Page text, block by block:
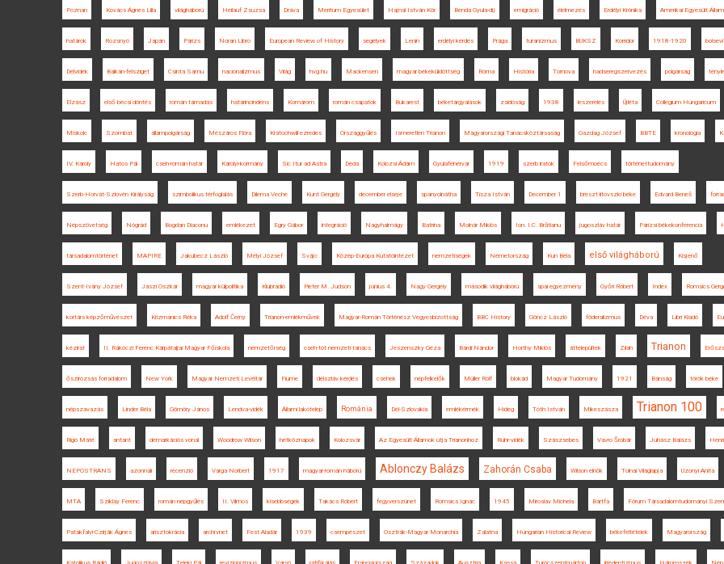
Poznan Kovács Ágnes Lilla világháború Heilauf Zsuzsa Dráva Meritum Egyesület Hajnal István Kör Benda Gyula-díj emigráció élelmezés Erdélyi Krónika Amerikai Egyesült
határok Rozsnyó Japán Párizs Noran Libro European Review of History segélyek Lenin erdélyi kérdés Prága turanizmus BUKSZ Korridor 1918-1920
Délvidék Balkán-félsziget Csinta Samu nacionalizmus Világ hvg.hu Mackensen magyar békeküldöttség Róma História Tornova hadseregszervezés polgárság
Elzász első bécsi döntés román támadás határincindens Komárom román csapatok Bukarest béketárgyalások zsidóság 1938 leszerelés Újléta Collegium Hungaricum
Miskolc Szombat állampolgárság Mészáros Flóra Kratochwill ezredes Országgyűlés Ismeretlen Trianon Magyarországi Tanácsköztársaság Gazdag József BBTE kronológia
IV. Károly Hatos Pál cseh-román határ Károlyi-kormány Sic Itur ad Astra Déda Kolozsi Ádám Gyulafehérvár 1919 szerb iratok Felsőmoécs történettudomány
Szerb-Horvát-Szlovén Királyság szimbolikus térfoglalás Dilema Veche Kunt Gergely december elseje spanyolnátha Tisza István December 1 breszt-litovszki béke Edvard Beneš
Népszövetség Nógrád Bogdan Diaconu emlékezet Egry Gábor integráció Nagyhalmágy Batrina Molnár Miklós Ion. I.C. Brătianu jugoszláv határ Párizsi békekonferencia
társadalomtörténet MAPIRE Jakubecz László Mélyi József Svájc Közép-Európa Kutatóintézet nemzetiségek Németország Kun Béla első világháború Kisjenő
Szent-Ivány József Jászi Oszkár magyar külpolitika Klubrádió Pieter M. Judson június 4. Nagy Gergely második világháború spai egyezmény Győri Róbert Index Romsics
kortárs képzőművészet Krizmanics Réka Adolf Černý Trianon-emlékművek Magyar-Román Történész Vegyesbizottság BBC History Göncz László föderalizmus Déva Libri Kiadó
kézirat II. Rákóczi Ferenc Kárpátaljai Magyar Főiskola nemzetőrség cseh-tót nemzeti tanács Jeszenszky Géza Bárdi Nándor Horthy Miklós áttelepültek Zilah Trianon
őszirózsás forradalom New York Magyar Nemzeti Levéltár Fiume délszláv kérdés csehek népfelkelők Müller Rolf blokád Magyar Tudomány 1921 Bánság török béke
népszavazás Linder Béla Gömöry János Lendva-vidék Állami lakótelep Románia Dél-Szlovákia emlékérmék Hideg Tóth István Mikeszásza Trianon 100
Rigó Máté antant demarkációs vonal Woodrow Wilson hétköznapok Kolozsvár Az Egyesült Államok útja Trianonhoz Ruhr-vidék Szászsebes Vavro Šrobár Juhász Balázs
NEPOSTRANS azonnali recenzió Varga Norbert 1917 magyar-román háború Ablonczy Balázs Zahorán Csaba Wilson elnök Tolnai Világlapja Uzonyi Anita
MTA Sziklay Ferenc román népgyűlés II. Vilmos kisebbségek Takács Róbert fegyverszünet Romsics Ignác 1945 Miroslav Michela Bártfa Fórum Társadalomtudományi
Patakfalvi-Czirják Ágnes arisztokrácia archívnet Fest Aladár 1939 csempészet Osztrák-Magyar Monarchia Zalatna Hungarian Historical Review békefeltételek Magyarország